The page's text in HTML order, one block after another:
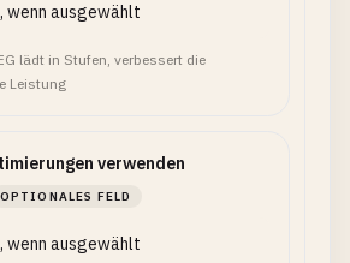
wenn ausgewählt
lädt in Stufen, verbessert die
Leistung
verwenden
OPTIONALES FELD
wenn ausgewählt